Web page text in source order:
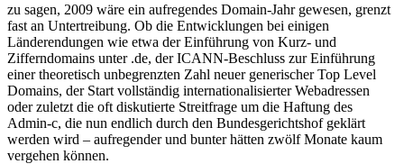
zu sagen, 2009 wäre ein aufregendes Domain-Jahr gewesen, grenzt
fast an Untertreibung. Ob die Entwicklungen bei einigen
Länderendungen wie etwa der Einführung von Kurz- und
Zifferndomains unter .de, der ICANN-Beschluss zur Einführung
einer theoretisch unbegrenzten Zahl neuer generischer Top Level
Domains, der Start vollständig internationalisierter Webadressen
oder zuletzt die oft diskutierte Streitfrage um die Haftung des
Admin-c, die nun endlich durch den Bundesgerichtshof geklärt
werden wird – aufregender und bunter hätten zwölf Monate kaum
vergehen können.